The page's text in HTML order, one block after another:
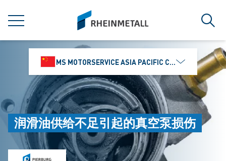
菜单
siteLogo
搜索
MS MOTORSERVICE ASIA PACIFIC CO., LTD.
润滑油供给不足引起的真空泵损伤